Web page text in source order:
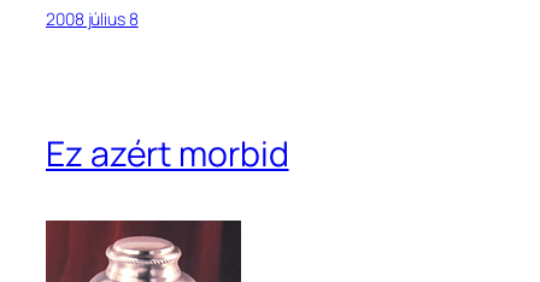
2008 július 8
Ez azért morbid